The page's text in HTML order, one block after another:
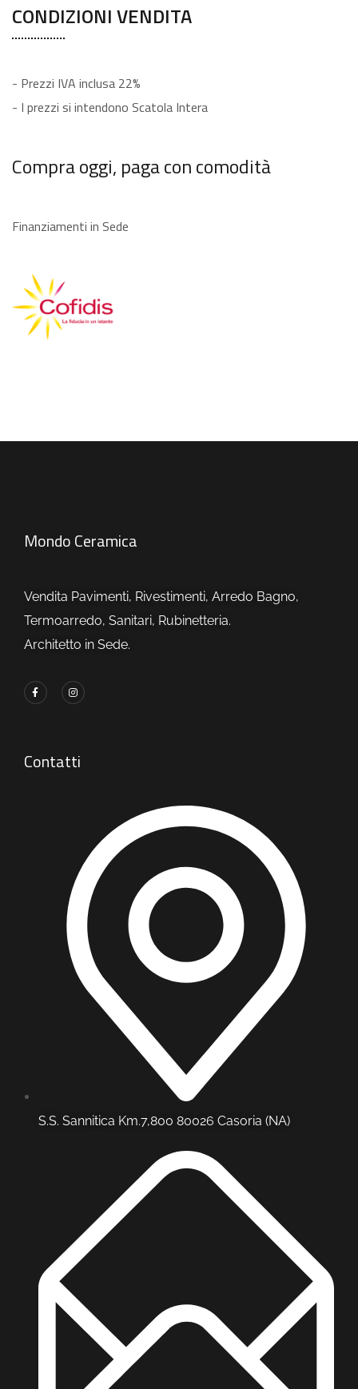
CONDIZIONI VENDITA
- Prezzi IVA inclusa 22%
- I prezzi si intendono Scatola Intera
Compra oggi, paga con comodità
Finanziamenti in Sede
Mondo Ceramica
Vendita Pavimenti, Rivestimenti, Arredo Bagno,
Termoarredo, Sanitari, Rubinetteria.
Architetto in Sede.
Contatti
S.S. Sannitica Km.7,800 80026 Casoria (NA)